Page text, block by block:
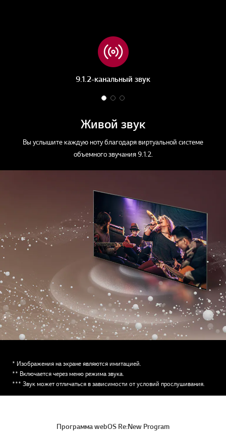
9.1.2-канальный звук
1
3
2
f
3
3
3
Живой звук
Вы услышите каждую ноту благодаря виртуальной системе
объемного звучания 9.1.2.
* Изображения на экране являются имитацией.
** Включается через меню режима звука.
*** Звук может отличаться в зависимости от условий прослушивания.
Программа webOS Re:New Program